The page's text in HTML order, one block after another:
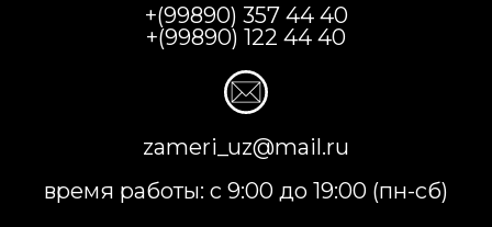
+(99890) 357 44 40
+(99890) 122 44 40
zameri_uz@mail.ru
время работы: с 9:00 до 19:00 (пн-сб)